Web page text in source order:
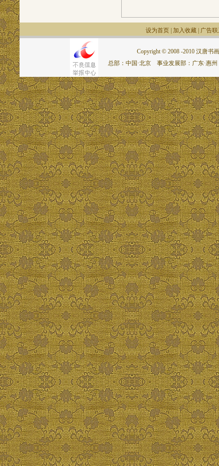
设为首页 加入收藏 广告
Copyright © 2008 -2010 汉唐书
总部：中国·北京 事业发展部：广东·惠